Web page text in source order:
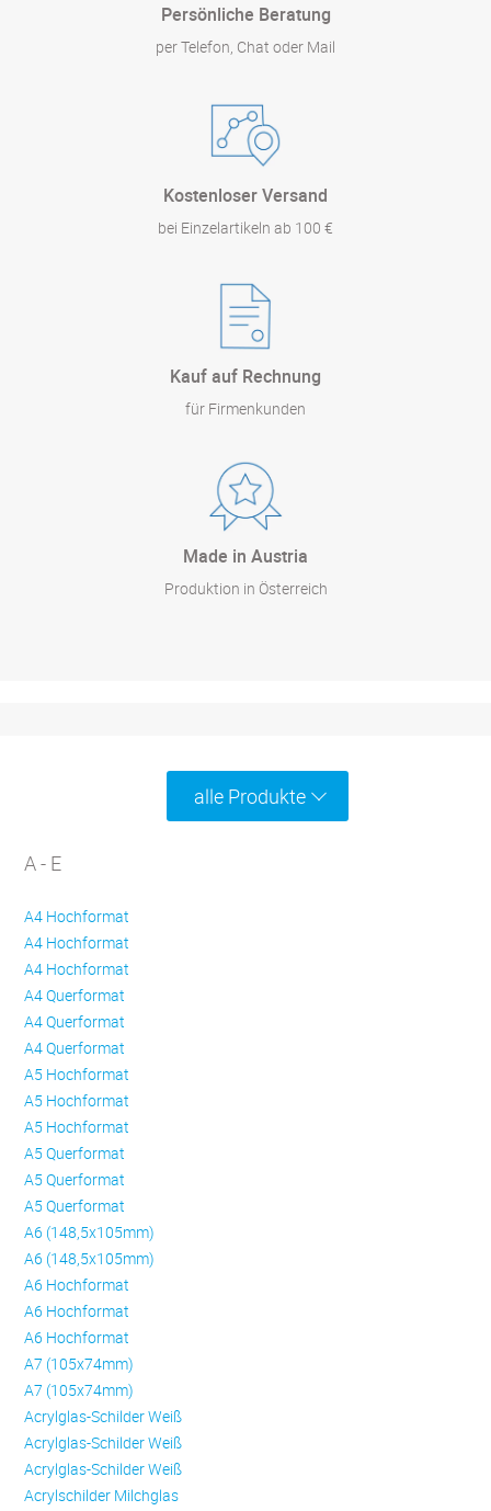
Persönliche Beratung
per Telefon, Chat oder Mail
Kostenloser Versand
bei Einzelartikeln ab 100 €
Kauf auf Rechnung
für Firmenkunden
Made in Austria
Produktion in Österreich
alle Produkte
A - E
A4 Hochformat
A4 Hochformat
A4 Hochformat
A4 Querformat
A4 Querformat
A4 Querformat
A5 Hochformat
A5 Hochformat
A5 Hochformat
A5 Querformat
A5 Querformat
A5 Querformat
A6 (148,5x105mm)
A6 (148,5x105mm)
A6 Hochformat
A6 Hochformat
A6 Hochformat
A7 (105x74mm)
A7 (105x74mm)
Acrylglas-Schilder Weiß
Acrylglas-Schilder Weiß
Acrylglas-Schilder Weiß
Acrylschilder Milchglas